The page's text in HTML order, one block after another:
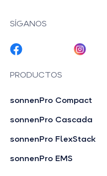
SÍGANOS
PRODUCTOS
sonnenPro Compact
sonnenPro Cascada
sonnenPro FlexStack
sonnenPro EMS